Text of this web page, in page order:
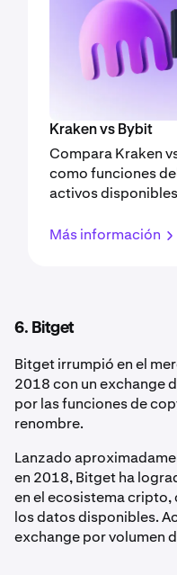
Kraken vs Bybit
Compara Kraken
como funciones
activos
Más información
6. Bitget
Bitget irrumpió en el
2018 con un exchange
por las funciones de
renombre.
Lanzado
en 2018, Bitget ha
en el ecosistema cripto,
los datos disponibles.
exchange por volumen